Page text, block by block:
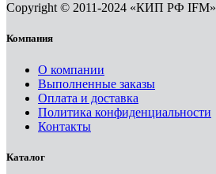
Copyright © 2011-2024 «КИП РФ IFM»
Компания
О компании
Выполненные заказы
Оплата и доставка
Политика конфиденциальности
Контакты
Каталог